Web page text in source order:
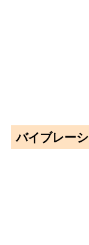
バイブレー